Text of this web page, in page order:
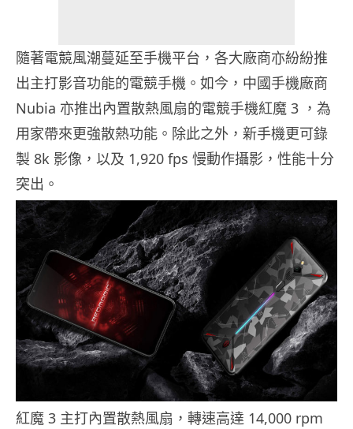
隨著電競風潮蔓延至手機平台，各大廠商亦紛紛推
出主打影音功能的電競手機。如今，中國手機廠商
Nubia 亦推出內置散熱風扇的電競手機紅魔 3 ，為
用家帶來更強散熱功能。除此之外，新手機更可錄
製 8k 影像，以及 1,920 fps 慢動作攝影，性能十分
突出。
紅魔 3 主打內置散熱風扇，轉速高達 14,000 rpm